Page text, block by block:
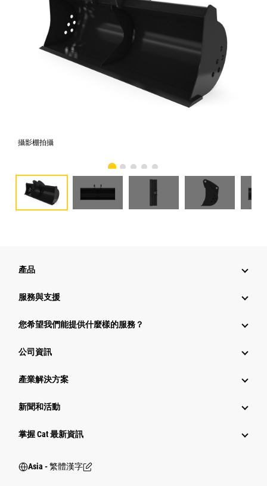
攝影棚拍攝
產品
服務與支援
您希望我們能提供什麼樣的服務？
公司資訊
產業解決方案
新聞和活動
掌握 Cat 最新資訊
Asia - 繁體漢字